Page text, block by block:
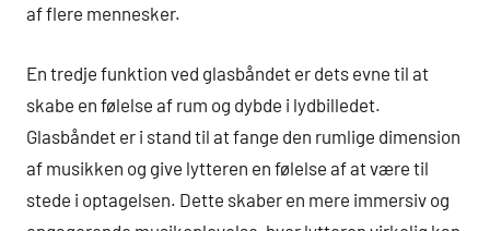
af flere mennesker.
En tredje funktion ved glasbåndet er dets evne til at
skabe en følelse af rum og dybde i lydbilledet.
Glasbåndet er i stand til at fange den rumlige dimension
af musikken og give lytteren en følelse af at være til
stede i optagelsen. Dette skaber en mere immersiv og